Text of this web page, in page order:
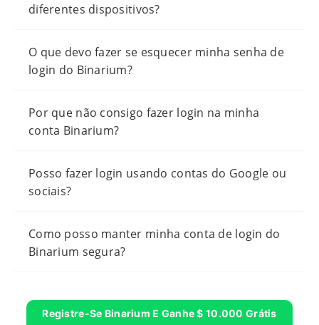
diferentes dispositivos?
O que devo fazer se esquecer minha senha de
login do Binarium?
Por que não consigo fazer login na minha
conta Binarium?
Posso fazer login usando contas do Google ou
sociais?
Como posso manter minha conta de login do
Binarium segura?
Registre-Se Binarium E Ganhe $ 10.000 Grátis